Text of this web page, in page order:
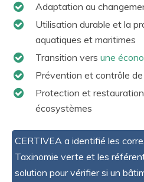
Adaptation au
Utilisation durable et la
aquatiques et maritimes
Transition vers une
Prévention et contrôle
Protection et
écosystèmes
CERTIVEA a identifié les
Taxinomie verte et les
solution pour vérifier si un